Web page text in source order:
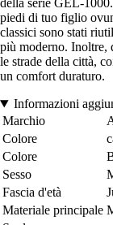
della serie GEL-
piedi di tuo figlio
classici sono stati
più moderno. Inoltre,
le strade della città,
un comfort duraturo.
Informazioni
Marchio
Colore
Colore
Sesso
Fascia d'età
Materiale principale